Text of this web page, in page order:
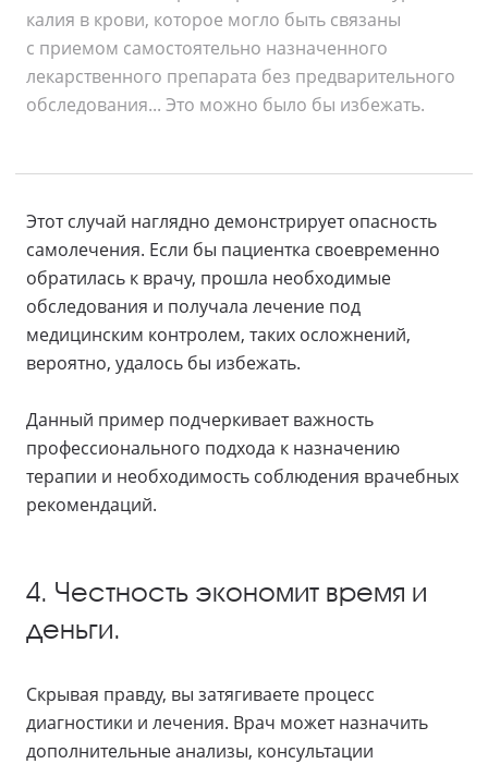
калия в крови, которое могло быть связаны
с приемом самостоятельно назначенного
лекарственного препарата без предварительного
обследования... Это можно было бы избежать.
Этот случай наглядно демонстрирует опасность
самолечения. Если бы пациентка своевременно
обратилась к врачу, прошла необходимые
обследования и получала лечение под
медицинским контролем, таких осложнений,
вероятно, удалось бы избежать.
Данный пример подчеркивает важность
профессионального подхода к назначению
терапии и необходимость соблюдения врачебных
рекомендаций.
4. Честность экономит время и
деньги.
Скрывая правду, вы затягиваете процесс
диагностики и лечения. Врач может назначить
дополнительные анализы, консультации